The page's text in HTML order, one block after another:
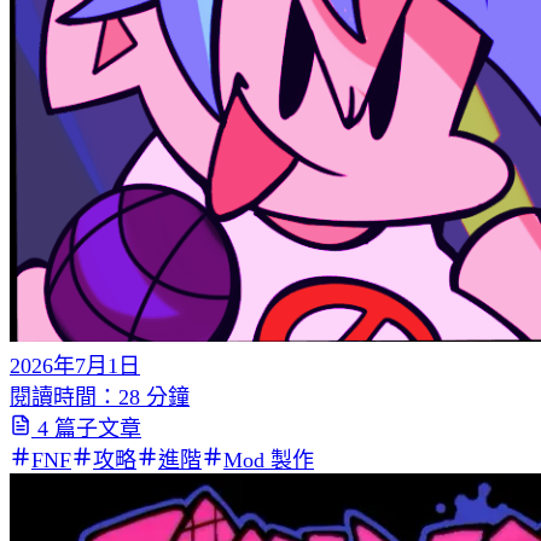
2026年7月1日
閱讀時間：28 分鐘
4 篇子文章
FNF
攻略 進階 Mod 製作